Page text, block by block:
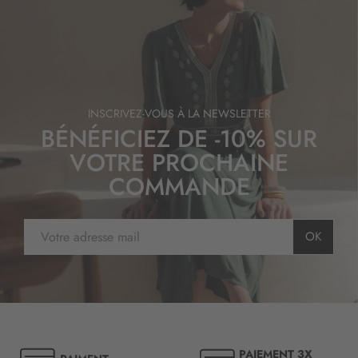
INSCRIVEZ-VOUS À LA NEWSLETTER
BÉNÉFICIEZ DE -10% SUR
VOTRE PROCHAINE
COMMANDE
s
OK
PAIEMENT 3X